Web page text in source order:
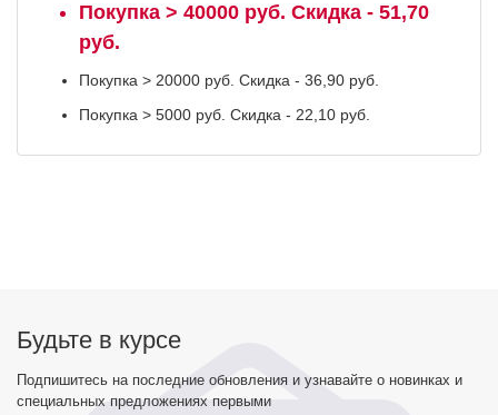
Покупка > 40000 руб. Скидка - 51,70
руб.
Покупка > 20000 руб. Скидка - 36,90 руб.
Покупка > 5000 руб. Скидка - 22,10 руб.
Будьте в курсе
Подпишитесь на последние обновления и узнавайте о новинках и
специальных предложениях первыми